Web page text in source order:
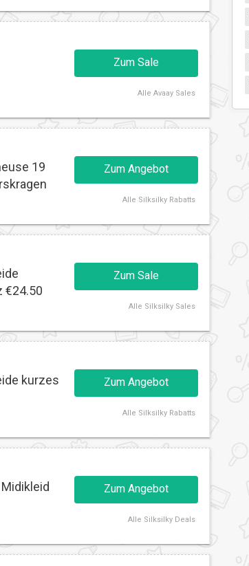
Zum Sale
AlleAvaay Sales
19
Zum Angebot
Alle Silksilky Rabatts
€24.50
Zum Sale
Alle Silksilky Sales
kurzes
Zum Angebot
Alle Silksilky Rabatts
Zum Angebot
Alle Silksilky Deals